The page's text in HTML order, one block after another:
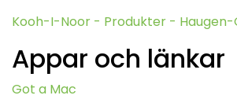
Kooh-I-Noor - Produkter -
Appar och länkar
Got a Mac